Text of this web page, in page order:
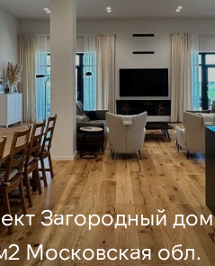
Загородный дом
Московская обл.